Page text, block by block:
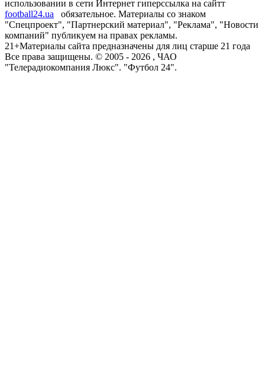
использовании в сети Интернет гиперссылка на сайтт
football24.ua
обязательное. Материалы со знаком
"Спецпроект", "Партнерский материал", "Реклама", "Новости
компаний" публикуем на правах рекламы.
21+Материалы сайта предназначены для лиц старше 21 года
Все права защищены. © 2005 - 2026 , ЧАО
"Телерадиокомпания Люкс". "Футбол 24".